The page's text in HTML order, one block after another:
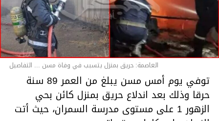
العاصمة: حريق بمنزل يتسبب في وفاة مسن ... التفاصيل
توفي يوم أمس مسن يبلغ من العمر 89 سنة
حرقا وذلك بعد اندلاع حريق بمنزل كائن بحي
الزهور 1 على مستوى مدرسة السمران، حيث أتت